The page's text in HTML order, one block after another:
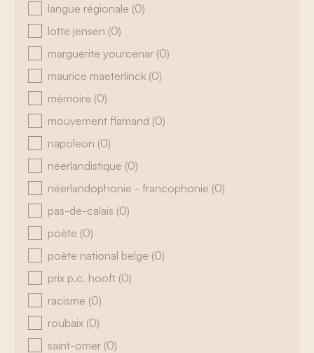
langue régionale (0)
lotte jensen (0)
marguerite yourcenar (0)
maurice maeterlinck (0)
mémoire (0)
mouvement flamand (0)
napoleon (0)
néerlandistique (0)
néerlandophonie - francophonie (0)
pas-de-calais (0)
poète (0)
poète national belge (0)
prix p.c. hooft (0)
racisme (0)
roubaix (0)
saint-omer (0)